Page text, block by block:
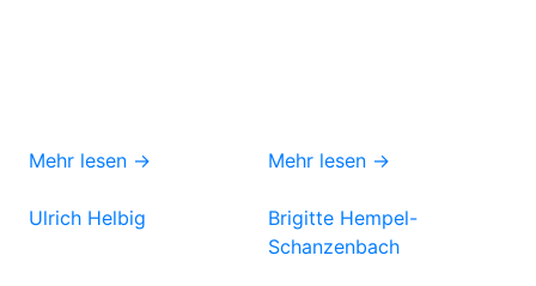
Mehr lesen → Mehr lesen →
Ulrich Helbig
Brigitte Hempel-
Schanzenbach